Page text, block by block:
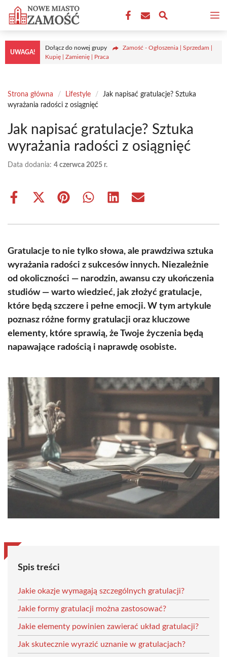
Przejdź
treści
UWAGA!
Dołącz do nowej grupy
Zamość - Ogłoszenia | Sprzedam |
Kupię | Zamienię | Praca
Strona główna / Lifestyle /
Jak napisać gratulacje? Sztuka
wyrażania radości z osiągnięć
Jak napisać gratulacje? Sztuka
wyrażania radości z osiągnięć
Data dodania: 4 czerwca 2025 r.
Share
Share
(Twitter)
Share Share Share Share
Gratulacje to nie tylko słowa, ale prawdziwa sztuka
wyrażania radości z sukcesów innych. Niezależnie
od okoliczności — narodzin, awansu czy ukończenia
studiów — warto wiedzieć, jak złożyć gratulacje,
które będą szczere i pełne emocji. W tym artykule
poznasz różne formy gratulacji oraz kluczowe
elementy, które sprawią, że Twoje życzenia będą
napawające radością i naprawdę osobiste.
Spis treści
Jakie okazje wymagają szczególnych gratulacji?
Jakie formy gratulacji można zastosować?
Jakie elementy powinien zawierać układ gratulacji?
Jak skutecznie wyrazić uznanie w gratulacjach?